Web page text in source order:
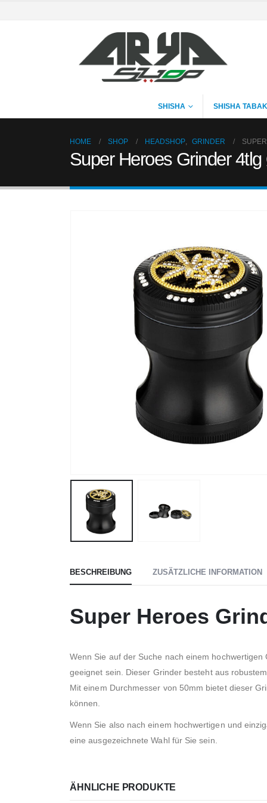
SHISHA SHISHA TABAK
HOME SHOP HEADSHOP GRINDER
Super Heroes Grinder
BESCHREIBUNG ZUSÄTZLICHE INFORMATION
Super Heroes
Wenn Sie auf der Suche nach einem
geeignet sein. Dieser Grinder besteht aus
Mit einem Durchmesser von 50mm bietet dieser
können.
Wenn Sie also nach einem hochwertigen und
eine ausgezeichnete Wahl für Sie sein.
ÄHNLICHE PRODUKTE